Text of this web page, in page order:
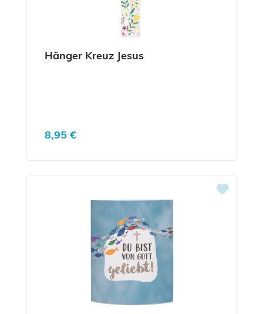
Hänger Kreuz Jesus
Regulärer Preis:
8,95 €